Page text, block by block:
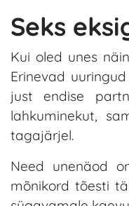
Seks
Kui oled unes
Erinevad
just endise
lahkuminekut,
tagajärjel.
Need unenäod
mõnikord tõesti